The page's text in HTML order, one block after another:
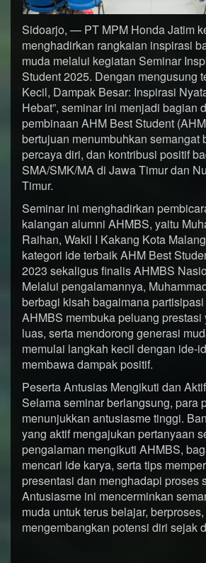
Sidoarjo, — PT MPM Honda Jatim
menghadirkan rangkaian inspirasi
muda melalui kegiatan Seminar
Student 2025. Dengan mengusung
Kecil, Dampak Besar: Inspirasi
Hebat”, seminar ini menjadi bagian
pembinaan AHM Best Student
bertujuan menumbuhkan semangat
percaya diri, dan kontribusi positif
SMA/SMK/MA di Jawa Timur dan
Timur.
Seminar ini menghadirkan
kalangan alumni AHMBS, yaitu
Raihan, Wakil I Kakang Kota
kategori ide terbaik AHM Best
2023 sekaligus finalis AHMBS
Melalui pengalamannya,
berbagi kisah bagaimana
AHMBS membuka peluang prestasi
luas, serta mendorong generasi
memulai langkah kecil dengan ide-
membawa dampak positif.
Peserta Antusias Mengikuti dan
Selama seminar berlangsung, para
menunjukkan antusiasme tinggi.
yang aktif mengajukan pertanyaan
pengalaman mengikuti AHMBS,
mencari ide karya, serta tips
presentasi dan menghadapi proses
Antusiasme ini mencerminkan
muda untuk terus belajar,
mengembangkan potensi diri sejak